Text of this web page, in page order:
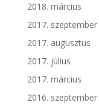
2018. március
2017. szeptember
2017. augusztus
2017. július
2017. március
2016. szeptember